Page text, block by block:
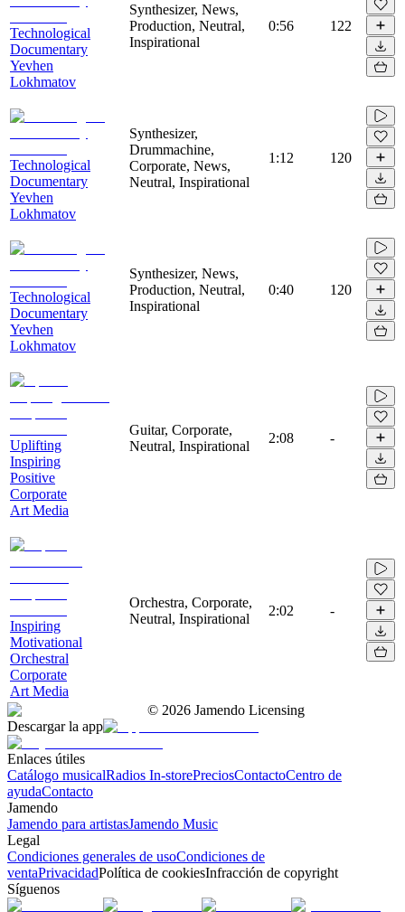
Technological
Documentary
Yevhen
Lokhmatov
Synthesizer, News,
Production, Neutral,
Inspirational
0:56 122
Technological
Documentary
Yevhen
Lokhmatov
Synthesizer,
Drummachine,
Corporate, News,
Neutral, Inspirational
1:12 120
Technological
Documentary
Yevhen
Lokhmatov
Synthesizer, News,
Production, Neutral,
Inspirational
0:40 120
Uplifting
Inspiring
Positive
Corporate
Art Media
Guitar, Corporate,
Neutral, Inspirational
2:08 -
Inspiring
Motivational
Orchestral
Corporate
Art Media
Orchestra, Corporate,
Neutral, Inspirational
2:02 -
© 2026 Jamendo Licensing
Descargar la app
Enlaces útiles
Catálogo musicalRadios In-storePreciosContactoCentro de
ayudaContacto
Jamendo
Jamendo para artistasJamendo Music
Legal
Condiciones generales de usoCondiciones de
ventaPrivacidadPolítica de cookiesInfracción de copyright
Síguenos